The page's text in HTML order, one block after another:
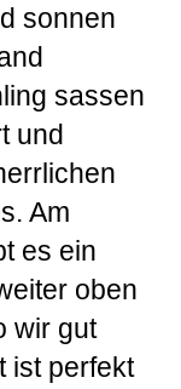
sonnen
sassen
und
Am
es ein
oben
wir gut
ist perfekt